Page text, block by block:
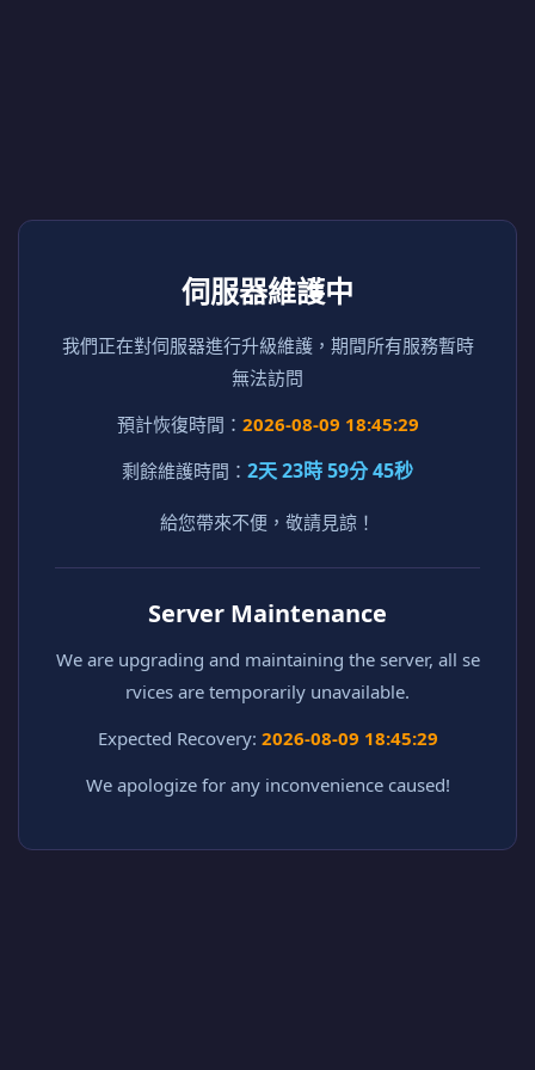
伺服器維護中
我們正在對伺服器進行升級維護，期間所有服務暫時
無法訪問
預計恢復時間： 2026-08-09 18:45:29
剩餘維護時間： 2天 23時 59分 45秒
給您帶來不便，敬請見諒！
Server Maintenance
We are upgrading and maintaining the server, all se
rvices are temporarily unavailable.
Expected Recovery: 2026-08-09 18:45:29
We apologize for any inconvenience caused!